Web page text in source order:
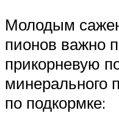
Молодым
пионов важно
прикорневую
минерального
по подкормке: